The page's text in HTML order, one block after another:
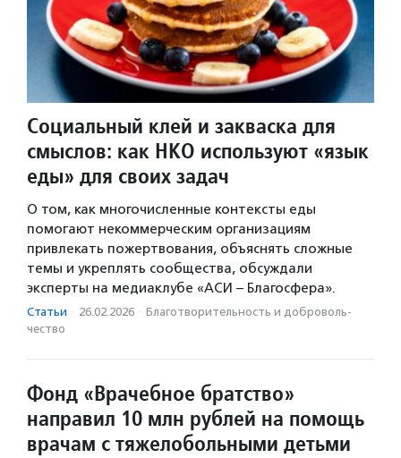
Социальный клей и закваска для
смыслов: как НКО используют «язык
еды» для своих задач
О том, как многочисленные контексты еды
помогают некоммерческим организациям
привлекать пожертвования, объяснять сложные
темы и укреплять сообщества, обсуждали
эксперты на медиаклубе «АСИ – Благосфера».
Статьи · 26.02.2026 · Благотвори­тель­ность и доброволь­
чест­во
Фонд «Врачебное братство»
направил 10 млн рублей на помощь
врачам с тяжелобольными детьми